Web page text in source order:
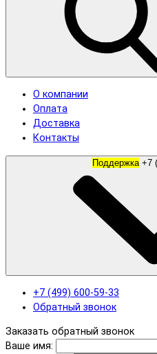
О компании
Оплата
Доставка
Контакты
Поддержка
+7 (499) 600-59-33
Обратный звонок
Заказать обратный звонок
Ваше имя: